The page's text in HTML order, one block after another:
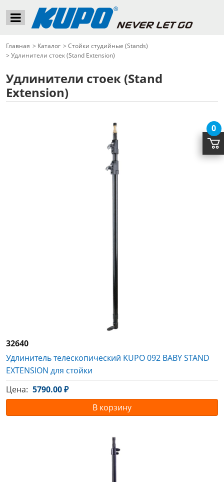
Главная > Каталог > Стойки студийные (Stands)
> Удлинители стоек (Stand Extension)
Удлинители стоек (Stand
Extension)
32640
Удлинитель телескопический KUPO 092 BABY STAND
EXTENSION для стойки
Цена: 5790.00 ₽
В корзину
0